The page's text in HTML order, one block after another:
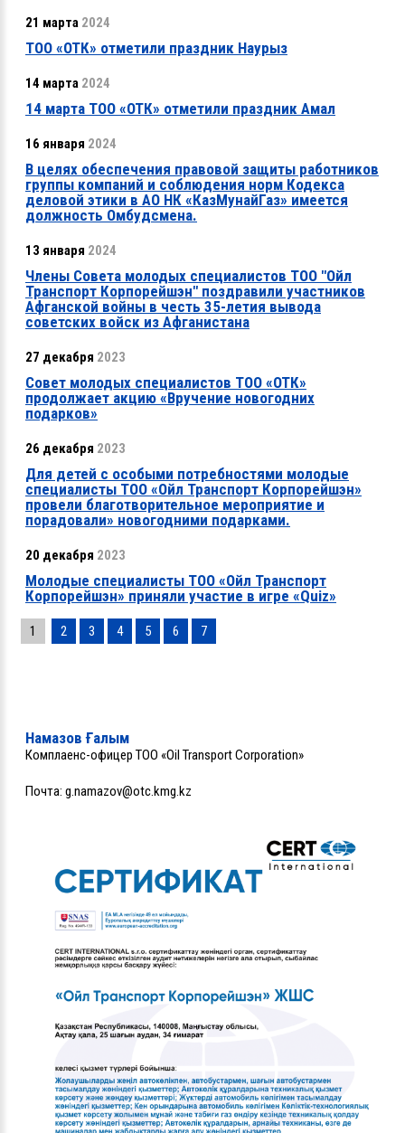
21 марта 2024
ТОО «ОТК» отметили праздник Наурыз
14 марта 2024
14 марта ТОО «ОТК» отметили праздник Амал
16 января 2024
В целях обеспечения правовой защиты работников
группы компаний и соблюдения норм Кодекса
деловой этики в АО НК «КазМунайГаз» имеется
должность Омбудсмена.
13 января 2024
Члены Совета молодых специалистов ТОО "Ойл
Транспорт Корпорейшэн" поздравили участников
Афганской войны в честь 35-летия вывода
советских войск из Афганистана
27 декабря 2023
Совет молодых специалистов ТОО «ОТК»
продолжает акцию «Вручение новогодних
подарков»
26 декабря 2023
Для детей с особыми потребностями молодые
специалисты ТОО «Ойл Транспорт Корпорейшэн»
провели благотворительное мероприятие и
порадовали» новогодними подарками.
20 декабря 2023
Молодые специалисты ТОО «Ойл Транспорт
Корпорейшэн» приняли участие в игре «Quiz»
1 2 3 4 5 6 7
Намазов Ғалым
Комплаенс-офицер ТОО «Oil Transport Corporation»
Почта: g.namazov@otc.kmg.kz